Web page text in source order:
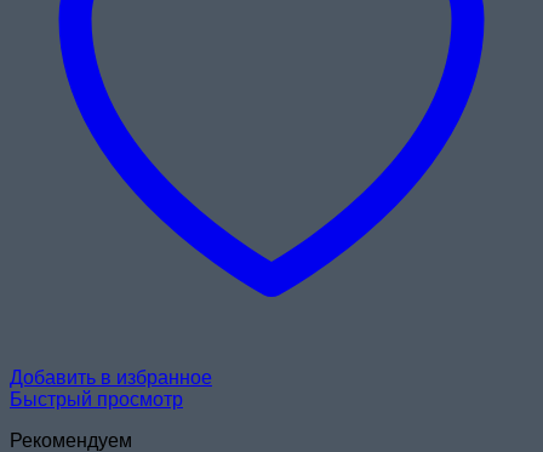
Добавить в избранное
Быстрый просмотр
Рекомендуем